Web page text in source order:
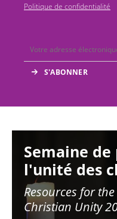
Politique de confidentialité
Semaine
l'unité des
Resources for the
Christian Unity